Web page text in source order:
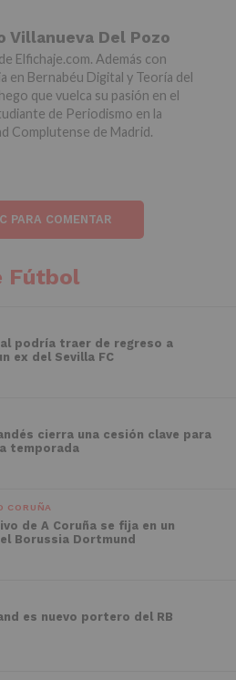
Villanueva Del Pozo
Elfichaje.com. Además con
en Bernabéu Digital y Teoría del
que vuelca su pasión en el
de Periodismo en la
Complutense de Madrid.
PARA COMENTAR
Fútbol
podría traer de regreso a
ex del Sevilla FC
cierra una cesión clave para
temporada
CORUÑA
de A Coruña se fija en un
Borussia Dortmund
es nuevo portero del RB